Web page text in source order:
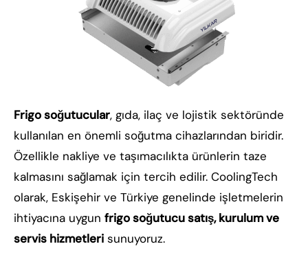
Frigo soğutucular, gıda, ilaç ve lojistik sektöründe
kullanılan en önemli soğutma cihazlarından biridir.
Özellikle nakliye ve taşımacılıkta ürünlerin taze
kalmasını sağlamak için tercih edilir. CoolingTech
olarak, Eskişehir ve Türkiye genelinde işletmelerin
ihtiyacına uygun frigo soğutucu satış, kurulum ve
servis hizmetleri sunuyoruz.